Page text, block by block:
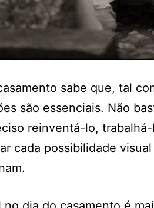
sabe que, tal
são essenciais. Não
reinventá-lo,
cada possibilidade